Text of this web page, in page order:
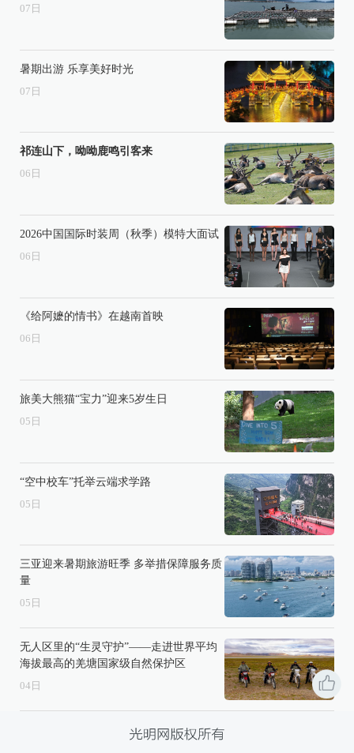
07 日
暑期出游 乐享美好时光
07 日
祁连山下，呦呦鹿鸣引客来
06 日
2026中国国际时装周（秋季）模特大面试
06 日
《给阿嬷的情书》在越南首映
06 日
旅美大熊猫“宝力”迎来5岁生日
05 日
“空中校车”托举云端求学路
05 日
三亚迎来暑期旅游旺季 多举措保障服务质
量
05 日
无人区里的“生灵守护”——走进世界平均
海拔最高的羌塘国家级自然保护区
04 日